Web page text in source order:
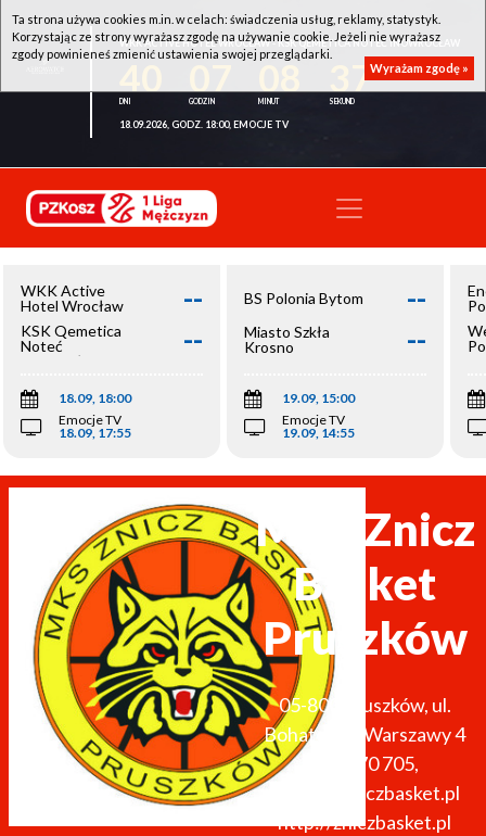
WKK ACTIVE HOTEL WROCŁAW - KSK QEMETICA NOTEĆ INOWROCŁAW
37
18.09.2026, GODZ. 18:00, EMOCJE TV
WKK Active
Hotel Wrocław
--
KSK Qemetica
Noteć
Inowrocław
--
18.09, 18:00
Emocje TV
18.09, 17:55
BS Polonia Bytom --
Miasto Szkła
Krosno
--
19.09, 15:00
Emocje TV
19.09, 14:55
MKS Znicz
Basket
Pruszków
05-800 Pruszków, ul.
Bohaterów Warszawy 4
691 270 705,
zarzad@zniczbasket.pl
http://zniczbasket.pl
Ta strona używa cookies m.in. w celach: świadczenia usług, reklamy, statystyk.
Korzystając ze strony wyrażasz zgodę na używanie cookie. Jeżeli nie wyrażasz
zgody powinieneś zmienić ustawienia swojej przeglądarki.
Wyrażam zgodę »